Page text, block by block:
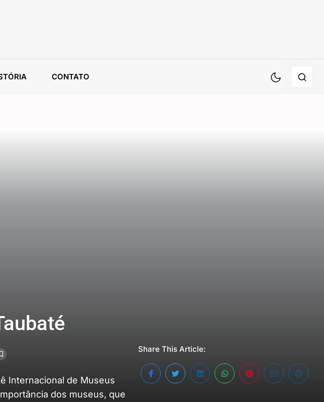
CONTATO
Internacional de Museus
dos museus, que
Share This Article: